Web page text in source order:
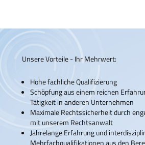
Unsere Vorteile - Ihr Mehrwert:
Hohe fachliche Qualifizierung
Schöpfung aus einem reichen
Tätigkeit in anderen Unternehmen
Maximale Rechtssicherheit durch
mit unserem Rechtsanwalt
Jahrelange Erfahrung und
Mehrfachqualifikationen aus den